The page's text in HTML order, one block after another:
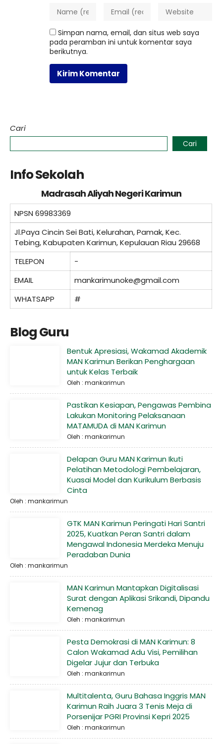
Simpan nama, email, dan situs web saya
pada peramban ini untuk komentar saya
berikutnya.
Cari
Cari
Info Sekolah
Madrasah Aliyah Negeri Karimun
NPSN 69983369
Jl.Paya Cincin Sei Bati, Kelurahan, Pamak, Kec.
Tebing, Kabupaten Karimun, Kepulauan Riau 29668
TELEPON
-
EMAIL
mankarimunoke@gmail.com
WHATSAPP
#
Blog Guru
Bentuk Apresiasi, Wakamad Akademik
MAN Karimun Berikan Penghargaan
untuk Kelas Terbaik
Oleh : mankarimun
Pastikan Kesiapan, Pengawas Pembina
Lakukan Monitoring Pelaksanaan
MATAMUDA di MAN Karimun
Oleh : mankarimun
Delapan Guru MAN Karimun Ikuti
Pelatihan Metodologi Pembelajaran,
Kuasai Model dan Kurikulum Berbasis
Cinta
Oleh : mankarimun
GTK MAN Karimun Peringati Hari Santri
2025, Kuatkan Peran Santri dalam
Mengawal Indonesia Merdeka Menuju
Peradaban Dunia
Oleh : mankarimun
MAN Karimun Mantapkan Digitalisasi
Surat dengan Aplikasi Srikandi, Dipandu
Kemenag
Oleh : mankarimun
Pesta Demokrasi di MAN Karimun: 8
Calon Wakamad Adu Visi, Pemilihan
Digelar Jujur dan Terbuka
Oleh : mankarimun
Multitalenta, Guru Bahasa Inggris MAN
Karimun Raih Juara 3 Tenis Meja di
Porsenijar PGRI Provinsi Kepri 2025
Oleh : mankarimun